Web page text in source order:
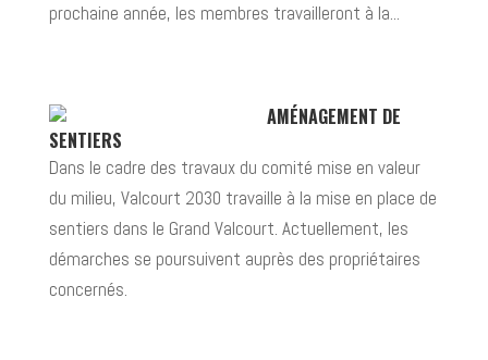
prochaine année, les membres travailleront à la...
AMÉNAGEMENT DE
SENTIERS
Dans le cadre des travaux du comité mise en valeur
du milieu, Valcourt 2030 travaille à la mise en place de
sentiers dans le Grand Valcourt. Actuellement, les
démarches se poursuivent auprès des propriétaires
concernés.